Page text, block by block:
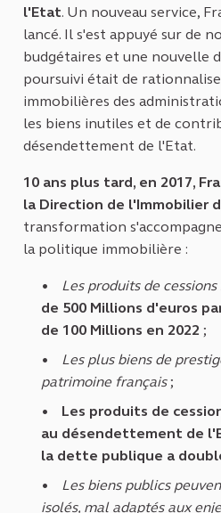
l'Etat. Un nouveau service,
lancé. Il s'est appuyé sur de
budgétaires et une nouvelle
poursuivi était de
immobilières des
les biens inutiles et de
désendettement de l'Etat.
10 ans plus tard, en 2017,
la Direction de l'Immobilier
transformation
la politique immobilière :
Les produits de
de 500 Millions d'euros
de 100 Millions en 2022 ;
Les plus biens de
patrimoine français;
Les produits de
au désendettement de
la dette publique a
Les biens publics
isolés, mal adaptés aux